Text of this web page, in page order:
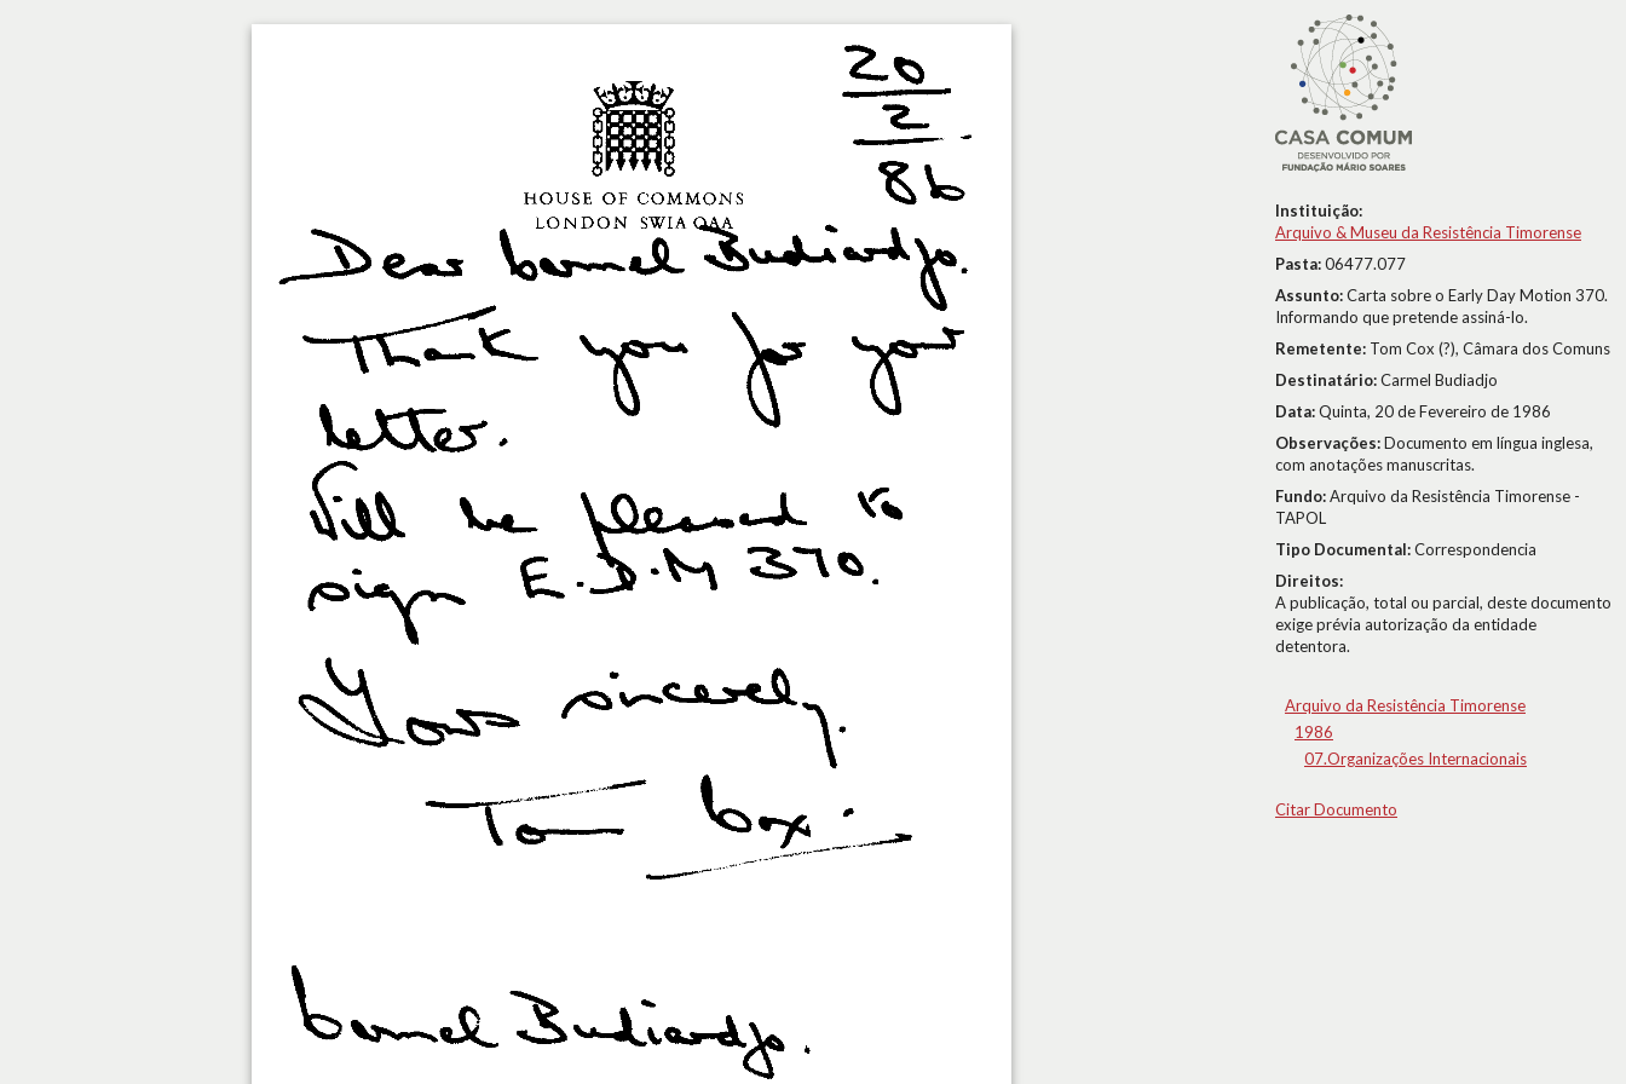
Instituição:
Arquivo & Museu da Resistência Timorense
Pasta:06477.077
Assunto:Carta sobre o Early Day Motion 370.
Informando que pretende assiná-lo.
Remetente: Tom Cox (?), Câmara dos Comuns
Destinatário:Carmel Budiadjo
Data:Quinta, 20 de Fevereiro de 1986
Observações:Documento em língua inglesa,
com anotações manuscritas.
Fundo:Arquivo da Resistência Timorense -
TAPOL
Tipo Documental:Correspondencia
Direitos:
A publicação, total ou parcial, deste documento
exige prévia autorização da entidade
detentora.
Arquivo da Resistência Timorense
1986
07.Organizações Internacionais
Citar Documento